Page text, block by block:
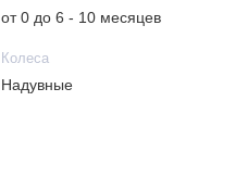
от 0 до 6 - 10 месяцев
Колеса
Надувные